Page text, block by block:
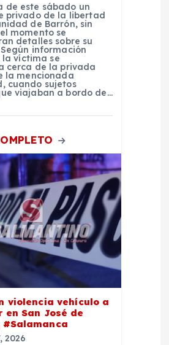
de este sábado un
privado de la libertad
de Barrón, sin
momento se
detalles sobre su
información
víctima se
cerca de la privada
la mencionada
cuando sujetos
viajaban a bordo de…
violencia vehículo a
en San José de
#Salamanca
2026